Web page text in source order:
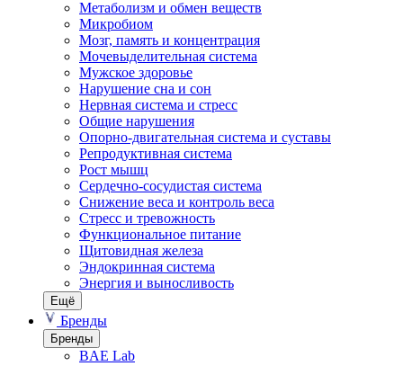
Метаболизм и обмен веществ
Микробиом
Мозг, память и концентрация
Мочевыделительная система
Мужское здоровье
Нарушение сна и сон
Нервная система и стресс
Общие нарушения
Опорно-двигательная система и суставы
Репродуктивная система
Рост мышц
Сердечно-сосудистая система
Снижение веса и контроль веса
Стресс и тревожность
Функциональное питание
Щитовидная железа
Эндокринная система
Энергия и выносливость
Ещё
Бренды
Бренды
BAE Lab